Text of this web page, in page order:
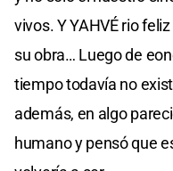
vivos. Y YAHVÉ rio
su obra… Luego de
tiempo todavía no
además, en algo
humano y pensó que